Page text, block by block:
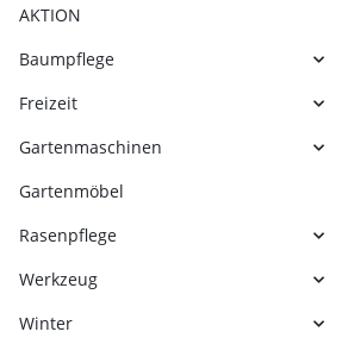
AKTION
Baumpflege
Freizeit
Gartenmaschinen
Gartenmöbel
Rasenpflege
Werkzeug
Winter